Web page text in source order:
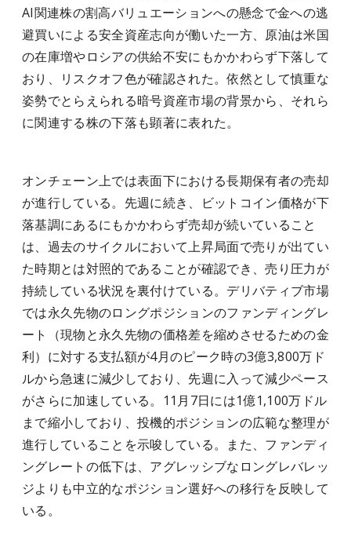
AI関連株の割高バリュエーションへの懸念で金への逃
避買いによる安全資産志向が働いた一方、原油は米国
の在庫増やロシアの供給不安にもかかわらず下落して
おり、リスクオフ色が確認された。依然として慎重な
姿勢でとらえられる暗号資産市場の背景から、それら
に関連する株の下落も顕著に表れた。
オンチェーン上では表面下における長期保有者の売却
が進行している。先週に続き、ビットコイン価格が下
落基調にあるにもかかわらず売却が続いていること
は、過去のサイクルにおいて上昇局面で売りが出てい
た時期とは対照的であることが確認でき、売り圧力が
持続している状況を裏付けている。デリバティブ市場
では永久先物のロングポジションのファンディングレ
ート（現物と永久先物の価格差を縮めさせるための金
利）に対する支払額が4月のピーク時の3億3,800万ド
ルから急速に減少しており、先週に入って減少ペース
がさらに加速している。11月7日には1億1,100万ドル
まで縮小しており、投機的ポジションの広範な整理が
進行していることを示唆している。また、ファンディ
ングレートの低下は、アグレッシブなロングレバレッ
ジよりも中立的なポジション選好への移行を反映して
いる。